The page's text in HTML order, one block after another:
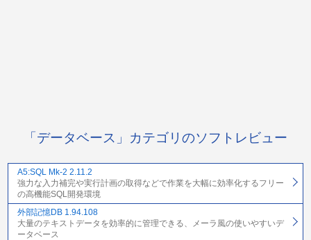
「データベース」カテゴリのソフトレビュー
A5:SQL Mk-2 2.11.2
強力な入力補完や実行計画の取得などで作業を大幅に効率化するフリー
の高機能SQL開発環境
外部記憶DB 1.94.108
大量のテキストデータを効率的に管理できる、メーラ風の使いやすいデ
ータベース